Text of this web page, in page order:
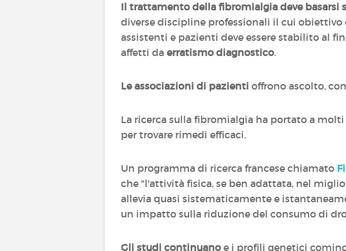
Il trattamento della fibromialgia deve
diverse discipline professionali il cui obiettivo
assistenti e pazienti deve essere stabilito al
affetti da erratismo diagnostico.
Le associazioni di pazienti offrono ascolto,
La ricerca sulla fibromialgia ha portato a
per trovare rimedi efficaci.
Un programma di ricerca francese chiamato
che "l'attività fisica, se ben adattata, nel
allevia quasi sistematicamente e
un impatto sulla riduzione del consumo di
Gli studi continuano e i profili genetici